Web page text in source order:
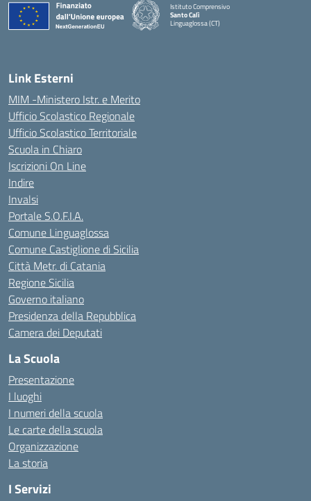
Istituto Comprensivo
Santo Calì
Linguaglossa (CT)
— Visita la pagina iniziale della scuola
Link Esterni
MIM -Ministero Istr. e Merito
Ufficio Scolastico Regionale
Ufficio Scolastico Territoriale
Scuola in Chiaro
Iscrizioni On Line
Indire
Invalsi
Portale S.O.F.I.A.
Comune Linguaglossa
Comune Castiglione di Sicilia
Città Metr. di Catania
Regione Sicilia
Governo italiano
Presidenza della Repubblica
Camera dei Deputati
La Scuola
Presentazione
I luoghi
I numeri della scuola
Le carte della scuola
Organizzazione
La storia
I Servizi